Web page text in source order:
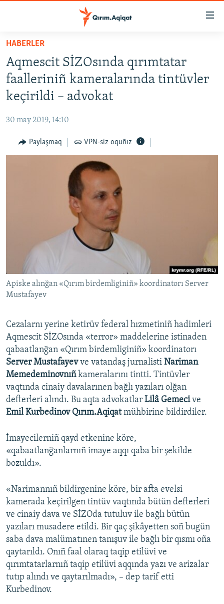
Esas
qaytmaq
Baş
navigatsiyağa
qaytmaq
Qıdıruvğa
qaytmaq
SİYASET
İQTİSADİYAT
MEDENİYET
İNSAN AQLARI
Русский
Українською
QOŞULIÑIZ!
RFE/RS bütün saytları
HABERLER
Aqmescit SİZOsında qırımtatar
faalleriniñ kameralarında tintüvler
keçirildi – advokat
30 may 2019, 14:10
Paylaşmaq VPN-siz oquñız
Apiske alınğan «Qırım birdemliginiñ» koordinatorı Server
Mustafayev
Cezalarnı yerine ketirüv federal hızmetiniñ hadimleri
Aqmescit SİZOsında «terror» maddelerine istinaden
qabaatlanğan «Qırım birdemliginiñ» koordinatorı
Server Mustafayevve vatandaş jurnalisti Nariman
Memedeminovnıñkameralarını tintti. Tintüvler
vaqtında cinaiy davalarınen bağlı yazıları olğan
defterleri alındı. Bu aqta advokatlar Lilâ Gemecive
Emil Kurbedinov Qırım.Aqiqatmühbirine bildirdiler.
İmayecilerniñ qayd etkenine köre,
«qabaatlanğanlarnıñ imaye aqqı qaba bir şekilde
bozuldı».
«Narimannıñ bildirgenine köre, bir afta evelsi
kamerada keçirilgen tintüv vaqtında bütün defterleri
ve cinaiy dava ve SİZOda tutuluv ile bağlı bütün
yazıları musadere etildi. Bir qaç şikâyetten soñ bugün
saba dava malümatınen tanışuv ile bağlı bir qısmı oña
qaytarıldı. Onıñ faal olaraq taqip etilüvi ve
qırımtatarlarnıñ taqip etilüvi aqqında yazı ve arizalar
tutıp alındı ve qaytarılmadı», – dep tarif etti
Kurbedinov.